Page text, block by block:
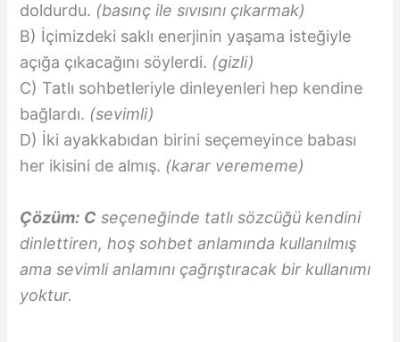
doldurdu. (basınç ile sıvısını çıkarmak)
B) İçimizdeki saklı enerjinin yaşama isteğiyle
açığa çıkacağını söylerdi. (gizli)
C) Tatlı sohbetleriyle dinleyenleri hep kendine
bağlardı. (sevimli)
D) İki ayakkabıdan birini seçemeyince babası
her ikisini de almış. (karar verememe)
Çözüm: C seçeneğinde tatlı sözcüğü kendini
dinlettiren, hoş sohbet anlamında kullanılmış
ama sevimli anlamını çağrıştıracak bir kullanımı
yoktur.